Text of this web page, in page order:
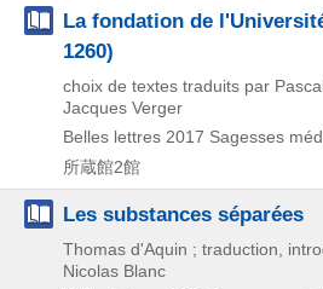
La fondation de
1260)
choix de textes traduits par
Jacques Verger
Belles lettres 2017 Sagesses
所蔵館2館
Les substances séparées
Thomas d'Aquin ; traduction,
Nicolas Blanc